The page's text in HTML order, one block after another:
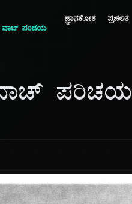
ಜ್ಞಾನಕೋಶ ಪ್ರಚಲಿತ
ವಾಚ್ ಪರಿಚಯ
ವಾಚ್ ಪರಿಚಯ